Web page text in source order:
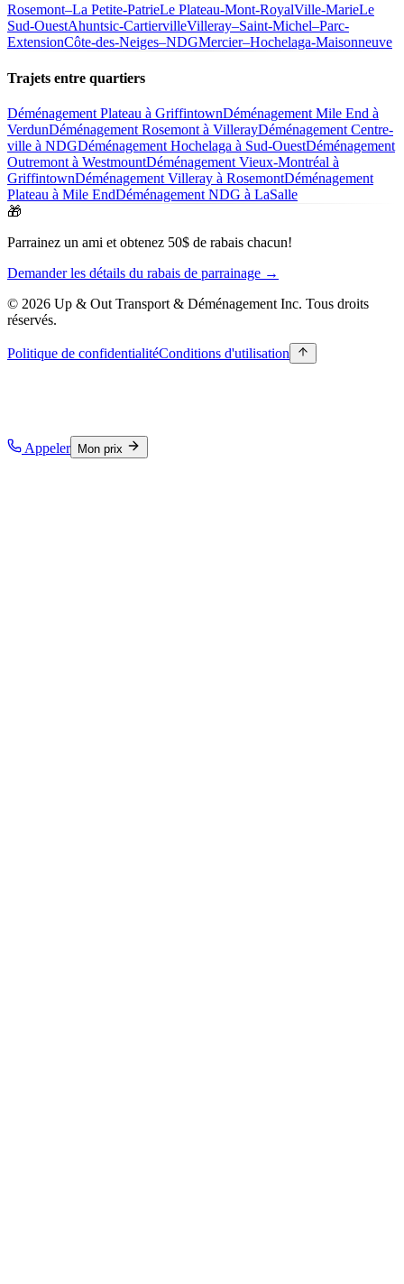
Rosemont–La Petite-PatrieLe Plateau-Mont-RoyalVille-MarieLe
Sud-OuestAhuntsic-CartiervilleVilleray–Saint-Michel–Parc-
ExtensionCôte-des-Neiges–NDGMercier–Hochelaga-Maisonneuve
Trajets entre quartiers
Déménagement Plateau à GriffintownDéménagement Mile End à
VerdunDéménagement Rosemont à VillerayDéménagement Centre-
ville à NDGDéménagement Hochelaga à Sud-OuestDéménagement
Outremont à WestmountDéménagement Vieux-Montréal à
GriffintownDéménagement Villeray à RosemontDéménagement
Plateau à Mile EndDéménagement NDG à LaSalle
🎁
Parrainez un ami et obtenez 50$ de rabais chacun!
Demander les détails du rabais de parrainage →
© 2026 Up & Out Transport & Déménagement Inc. Tous droits
réservés.
Politique de confidentialitéConditions d'utilisation
Appeler Mon prix